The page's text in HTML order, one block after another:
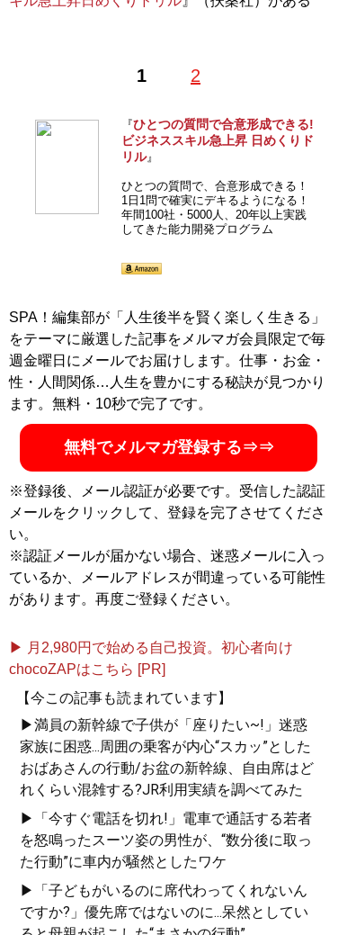
1 2
『ひとつの質問で合意形成できる!
ビジネススキル急上昇 日めくりド
リル』
ひとつの質問で、合意形成できる！
1日1問で確実にデキるようになる！
年間100社・5000人、20年以上実践
してきた能力開発プログラム
SPA！編集部が「人生後半を賢く楽しく生きる」
をテーマに厳選した記事をメルマガ会員限定で毎
週金曜日にメールでお届けします。仕事・お金・
性・人間関係…人生を豊かにする秘訣が見つかり
ます。無料・10秒で完了です。
無料でメルマガ登録する⇒⇒
※登録後、メール認証が必要です。受信した認証
メールをクリックして、登録を完了させてくださ
い。
※認証メールが届かない場合、迷惑メールに入っ
ているか、メールアドレスが間違っている可能性
があります。再度ご登録ください。
▶ 月2,980円で始める自己投資。初心者向け
chocoZAPはこちら [PR]
【今この記事も読まれています】
▶満員の新幹線で子供が「座りたい~!」迷惑
家族に困惑...周囲の乗客が内心“スカッ”とした
おばあさんの行動/お盆の新幹線、自由席はど
れくらい混雑する?JR利用実績を調べてみた
▶「今すぐ電話を切れ!」電車で通話する若者
を怒鳴ったスーツ姿の男性が、“数分後に取っ
た行動”に車内が騒然としたワケ
▶「子どもがいるのに席代わってくれないん
ですか?」優先席ではないのに...呆然としてい